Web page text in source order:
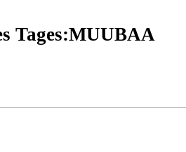
Tages:MUUBAA